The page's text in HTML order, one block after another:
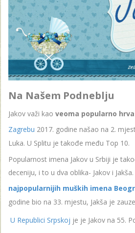
Na Našem Podneblju
Jakov važi kao veoma popularno
Zagrebu 2017. godine našao na 2.
Luka. U Splitu je takođe među Top 10.
Popularnost imena Jakov u Srbiji je
deceniju, i to u dva oblika- Jakov i
najpopularnijih muških imena
godine bio na 33. mjestu, Jakša je
U Republici Srpskoj je je Jakov na 55.